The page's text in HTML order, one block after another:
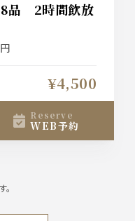
8品 2時間飲放
¥4,500
reserve
WEB予約